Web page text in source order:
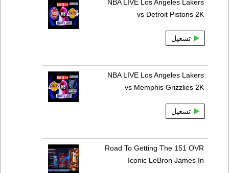
NBA LIVE Los Angeles Lakers
vs Detroit Pistons 2K
تشغيل
NBA LIVE Los Angeles Lakers
vs Memphis Grizzlies 2K
تشغيل
Road To Getting The 151 OVR
Iconic LeBron James In